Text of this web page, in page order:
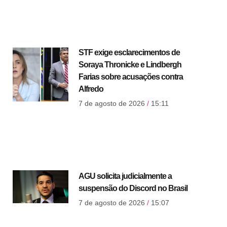
STF exige esclarecimentos de
Soraya Thronicke e Lindbergh
Farias sobre acusações contra
Alfredo
7 de agosto de 2026 15:11
AGU solicita judicialmente a
suspensão do Discord no Brasil
7 de agosto de 2026 15:07